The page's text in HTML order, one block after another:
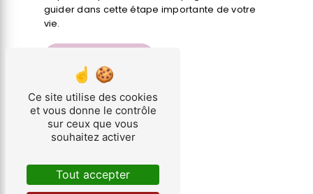
guider dans cette étape importante de votre
vie.
Contactez-nous
Ce site utilise des cookies
et vous donne le contrôle
sur ceux que vous
souhaitez activer
Tout accepter